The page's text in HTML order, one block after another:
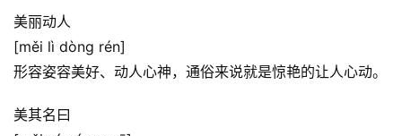
美丽动人
[měi lì dòng rén]
形容姿容美好、动人心神，通俗来说就是惊艳的让人心动。
美其名曰